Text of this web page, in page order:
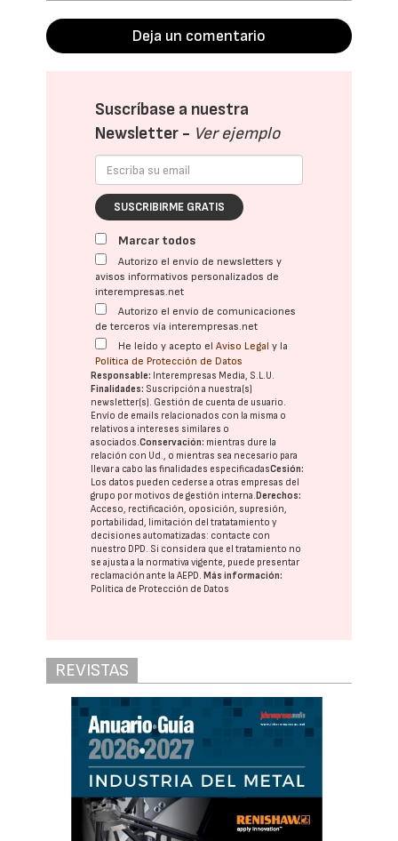
Deja un comentario
Suscríbase a nuestra
Newsletter - Ver ejemplo
SUSCRIBIRME GRATIS
Marcar todos
Autorizo el envío de newsletters y
avisos informativos personalizados de
interempresas.net
Autorizo el envío de comunicaciones
de terceros vía interempresas.net
He leído y acepto elAviso Legal y la
Política de Protección de Datos
Responsable: Interempresas Media, S.L.U.
Finalidades: Suscripción a nuestra(s)
newsletter(s). Gestión de cuenta de usuario.
Envío de emails relacionados con la misma o
relativos a intereses similares o
asociados.Conservación: mientras dure la
relación con Ud., o mientras sea necesario para
llevar a cabo las finalidades especificadasCesión:
Los datos pueden cederse a otras empresas del
grupo por motivos de gestión interna. Derechos:
Acceso, rectificación, oposición, supresión,
portabilidad, limitación del tratatamiento y
decisiones automatizadas: contacte con
nuestro DPD. Si considera que el tratamiento no
se ajusta a la normativa vigente, puede presentar
reclamación ante laAEPD. Más información:
Política de Protección de Datos
REVISTAS